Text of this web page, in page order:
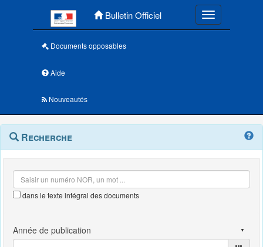
Bulletin Officiel Toggle
Documents opposables
Aide
Nouveautés
Navigation
outils
Menu
contextuel
Recherche
dans le texte intégral des documents